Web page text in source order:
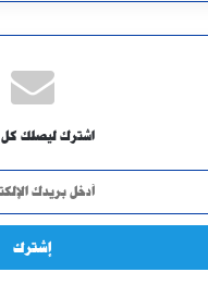
اشترك ليصلك كل